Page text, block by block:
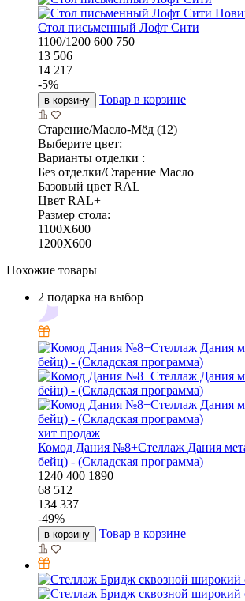
Стол письменный Лофт Сити
1100/1200 600 750
13 506
14 217
-5%
в корзину Товар в корзине
Старение/Масло-Мёд (12)
Выберите цвет:
Варианты отделки :
Без отделки/Старение Масло
Базовый цвет RAL
Цвет RAL+
Размер стола:
1100X600
1200X600
Похожие товары
2 подарка на выбор
хит продаж
Комод Дания №8+Стеллаж Дания
бейц) - (Складская программа)
1240 400 1890
68 512
134 337
-49%
в корзину Товар в корзине